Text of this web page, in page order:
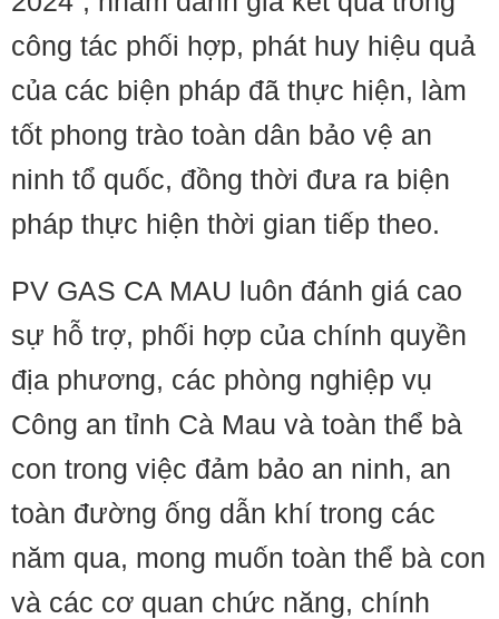
công tác phối hợp, phát huy hiệu quả
của các biện pháp đã thực hiện, làm
tốt phong trào toàn dân bảo vệ an
ninh tổ quốc, đồng thời đưa ra biện
pháp thực hiện thời gian tiếp theo.
PV GAS CA MAU luôn đánh giá cao
sự hỗ trợ, phối hợp của chính quyền
địa phương, các phòng nghiệp vụ
Công an tỉnh Cà Mau và toàn thể bà
con trong việc đảm bảo an ninh, an
toàn đường ống dẫn khí trong các
năm qua, mong muốn toàn thể bà con
và các cơ quan chức năng, chính